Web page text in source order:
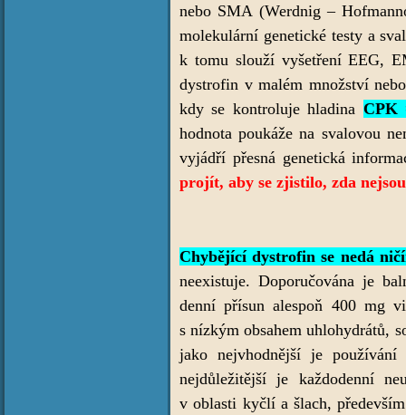
nebo SMA (Werdnig –
molekulární genetické testy a
k tomu slouží vyšetření EEG,
dystrofin v malém množství
kdy se kontroluje hladina CPK
hodnota poukáže na svalovou
vyjádří přesná genetická
projít, aby se zjistilo, zda
Chybějící dystrofin se nedá
neexistuje. Doporučována je
denní přísun alespoň 400 mg
s nízkým obsahem uhlohydrátů,
jako nejvhodnější je
nejdůležitější je každodenní
v oblasti kyčlí a šlach,